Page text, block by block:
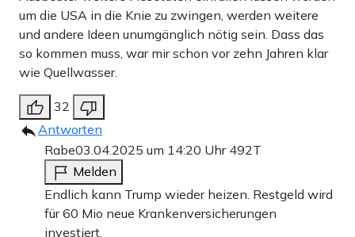
um die USA in die Knie zu zwingen, werden weitere
und andere Ideen unumgänglich nötig sein. Dass das
so kommen muss, war mir schon vor zehn Jahren klar
wie Quellwasser.
32
Antworten
Rabe03.04.2025 um 14:20 Uhr 492T
Melden
Endlich kann Trump wieder heizen. Restgeld wird
für 60 Mio neue Krankenversicherungen
investiert.